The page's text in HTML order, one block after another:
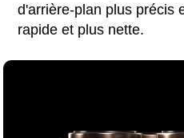
d'arrière-plan plus précis
rapide et plus nette.